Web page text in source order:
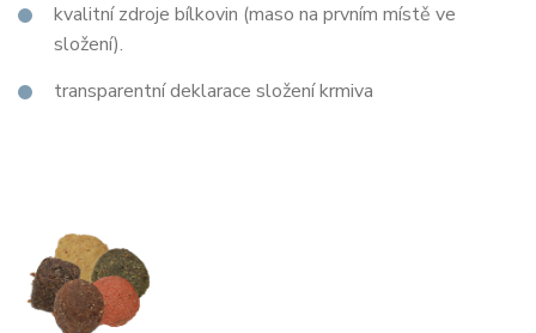
kvalitní zdroje bílkovin (maso na prvním místě ve
složení).
transparentní deklarace složení krmiva